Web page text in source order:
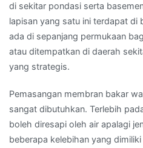
di sekitar pondasi serta
lapisan yang satu ini terdapat di
ada di sepanjang permukaan
atau ditempatkan di daerah
yang strategis.
Pemasangan membran bakar
sangat dibutuhkan. Terlebih
boleh diresapi oleh air apalagi
beberapa kelebihan yang